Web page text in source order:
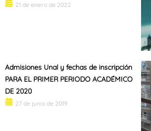
21 de enero de 2022
Admisiones Unal y fechas de inscripción
PARA EL PRIMER PERIODO ACADÉMICO
DE 2020
27 de junio de 2019